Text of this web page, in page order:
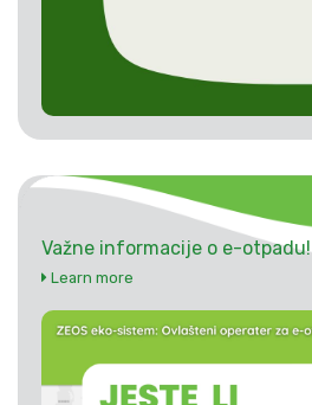
Važne informacije o e-otpadu!
Learn more